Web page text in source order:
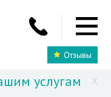
Отзывы
X
услугам